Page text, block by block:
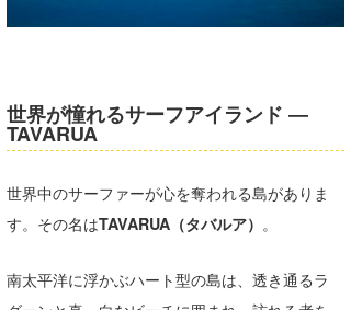
世界が憧れるサーフアイランド ―
TAVARUA
世界中のサーファーが心を奪われる島がありま
す。その名はTAVARUA（タバルア） 。
南太平洋に浮かぶハート型の島は、透き通るラ
伊豆
千葉南
大阪
四国
ルール＆How to
VOTE!